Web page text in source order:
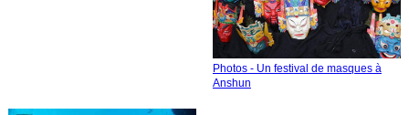
Photos - Un festival de masques à
Anshun